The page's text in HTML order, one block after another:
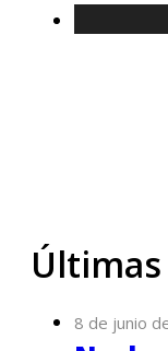
8 de junio